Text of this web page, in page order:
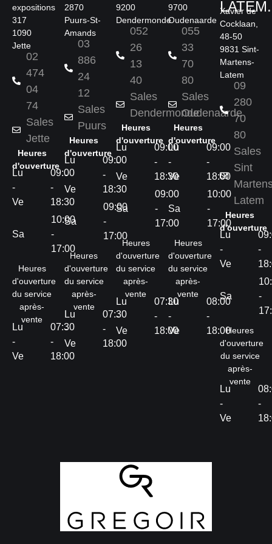
expositions
317
1090
Jette
02
474
04
74
Sales
Jette
Heures
d'ouverture
Lu
-
Ve
09:00
-
18:30
Sa
10:00
-
17:00
Heures
d'ouverture
du service
après-
vente
Lu
-
Ve
07:30
-
18:00
2870
Puurs-St-
Amands
03
886
24
12
Sales
Puurs
Heures
d'ouverture
Lu
-
Ve
09:00
-
18:30
Sa
09:00
-
17:00
Heures
d'ouverture
du service
après-
vente
Lu
-
Ve
07:30
-
18:00
9200
Dendermonde
052
26
13
40
Sales
Dendermonde
Heures
d'ouverture
Lu
-
Ve
09:00
-
18:30
Sa
09:00
-
17:00
Heures
d'ouverture
du service
après-
vente
Lu
-
Ve
07:30
-
18:00
9700
Oudenaarde
055
33
70
80
Sales
Oudenaarde
Heures
d'ouverture
Lu
-
Ve
09:00
-
18:00
Sa
10:00
-
17:00
Heures
d'ouverture
du service
après-
vente
Lu
-
Ve
08:00
-
18:00
LATEM.
Xavier de
Cocklaan,
48-50
9831 Sint-
Martens-
Latem
09
280
70
80
Sales
Sint
Latem
Heures
d'ouverture
Lu
-
Ve
-
Sa
-
Heures
d'ouverture
du service
après-
vente
Lu
-
Ve
-